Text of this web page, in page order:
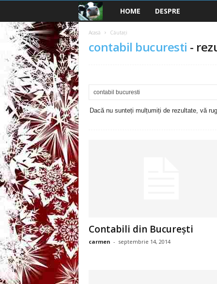
a
n
u
HOME DESPRE
Acasă Căutați
contabil bucuresti -
Dacă nu sunteți mulțumiți de rezultate, vă
Contabili din Bucureşti
carmen - septembrie 14, 2014